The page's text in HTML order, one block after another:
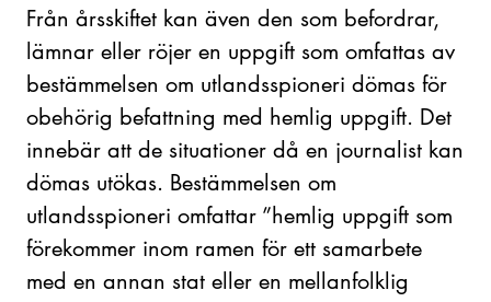
Från årsskiftet kan även den som befordrar,
lämnar eller röjer en uppgift som omfattas av
bestämmelsen om utlandsspioneri dömas för
obehörig befattning med hemlig uppgift. Det
innebär att de situationer då en journalist kan
dömas utökas. Bestämmelsen om
utlandsspioneri omfattar ”hemlig uppgift som
förekommer inom ramen för ett samarbete
med en annan stat eller en mellanfolklig